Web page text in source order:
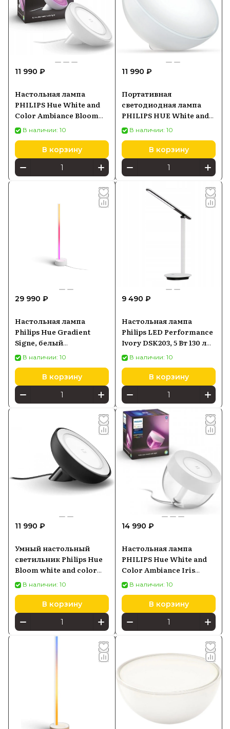
11 990 ₽
Настольная лампа
PHILIPS Hue White and
Color Ambiance Bloom
белая 929002375901
В наличии: 10
В корзину
11 990 ₽
Портативная
светодиодная лампа
PHILIPS HUE White and
color ambiance Go белая
915005821901
В наличии: 10
В корзину
29 990 ₽
Настольная лампа
Philips Hue Gradient
Signe, белый
915005986901
В наличии: 10
В корзину
9 490 ₽
Настольная лампа
Philips LED Performance
Ivory DSK203, 5 Вт 130 лм,
2700-5000 К, белая
В наличии: 10
В корзину
11 990 ₽
Умный настольный
светильник Philips Hue
Bloom white and color
ambience Bluetooth
черный 929002376001
В наличии: 10
В корзину
14 990 ₽
Настольная лампа
PHILIPS Hue White and
Color Ambiance Iris
белый 8719514264465
В наличии: 10
В корзину